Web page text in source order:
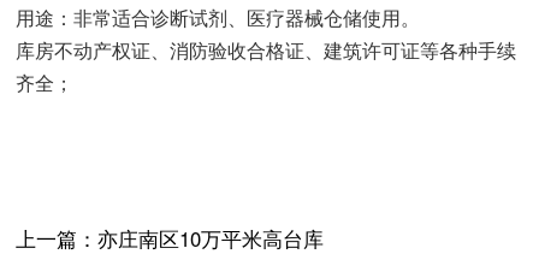
用途：非常适合诊断试剂、医疗器械仓储使用。
库房不动产权证、消防验收合格证、建筑许可证等各种手续
齐全；
上一篇：亦庄南区10万平米高台库